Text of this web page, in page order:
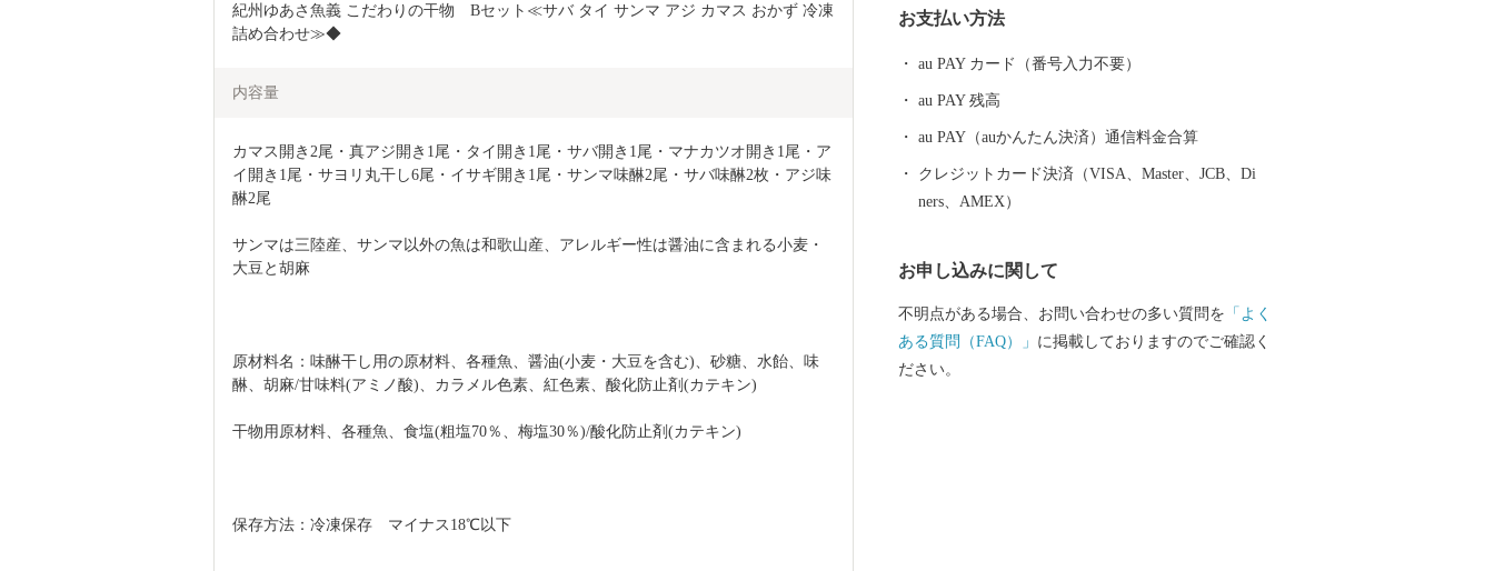
紀州ゆあさ魚義 こだわりの干物　Bセット≪サバ タイ サンマ アジ カマス おかず 冷凍
詰め合わせ≫◆
内容量
カマス開き2尾・真アジ開き1尾・タイ開き1尾・サバ開き1尾・マナカツオ開き1尾・ア
イ開き1尾・サヨリ丸干し6尾・イサギ開き1尾・サンマ味醂2尾・サバ味醂2枚・アジ味
醂2尾
サンマは三陸産、サンマ以外の魚は和歌山産、アレルギー性は醤油に含まれる小麦・
大豆と胡麻
原材料名：味醂干し用の原材料、各種魚、醤油(小麦・大豆を含む)、砂糖、水飴、味
醂、胡麻/甘味料(アミノ酸)、カラメル色素、紅色素、酸化防止剤(カテキン)
干物用原材料、各種魚、食塩(粗塩70％、梅塩30％)/酸化防止剤(カテキン)
保存方法：冷凍保存　マイナス18℃以下
３度と温暖ですが、年間平均降水量は１，８０９ミリ
で、以前から台風、水害、高潮などの被害を数多く受
４．５キロメートル、幅は広い所で約５００メートル
の近畿最大の松林「煙樹ヶ浜（えんじゅがはま）」が
お支払い方法
au PAY カード（番号入力不要）
au PAY 残高
au PAY（auかんたん決済）通信料金合算
クレジットカード決済（VISA、Master、JCB、Di
ners、AMEX）
お申し込みに関して
不明点がある場合、お問い合わせの多い質問を 「よく
ある質問（FAQ）」 に掲載しておりますのでご確認く
ださい。